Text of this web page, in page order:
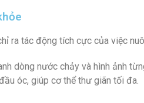
ra tác động tích cực của việc
dòng nước chảy và hình ảnh
óc, giúp cơ thể thư giãn tối đa.